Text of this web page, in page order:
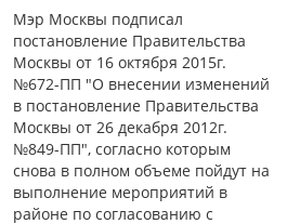
Мэр Москвы подписал
постановление Правительства
Москвы от 16 октября 2015г.
№672-ПП "О внесении изменений
в постановление Правительства
Москвы от 26 декабря 2012г.
№849-ПП", согласно которым
снова в полном объеме пойдут на
выполнение мероприятий в
районе по согласованию с